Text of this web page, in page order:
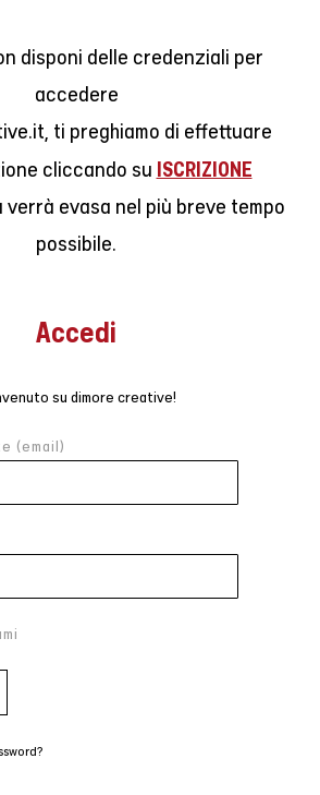
disponi delle credenziali per
accedere
ti preghiamo di effettuare
cliccando su ISCRIZIONE
evasa nel più breve tempo
possibile.
Accedi
su dimore creative!
(email)